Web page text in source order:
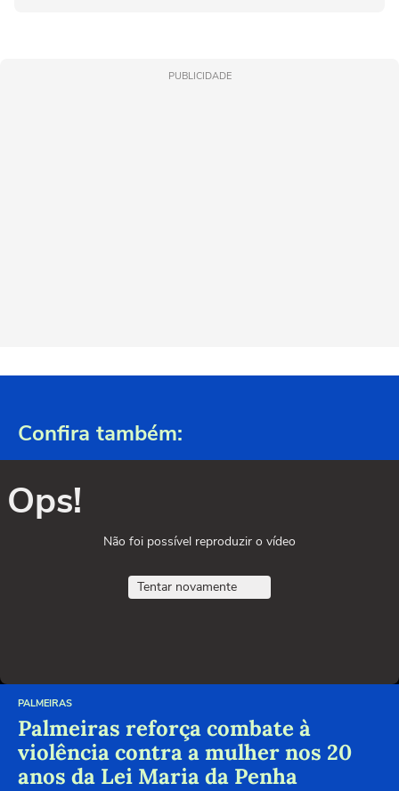
PUBLICIDADE
Confira também:
Ops!
Não foi possível reproduzir o vídeo
Tentar novamente
PALMEIRAS
Palmeiras reforça combate à
violência contra a mulher nos 20
anos da Lei Maria da Penha